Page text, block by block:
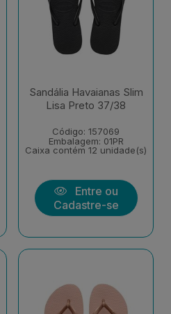
Sandália Havaianas Slim
Lisa Preto 37/38
Código: 157069
Embalagem: 01PR
Caixa contém 12 unidade(s)
Entre ou
Cadastre-se